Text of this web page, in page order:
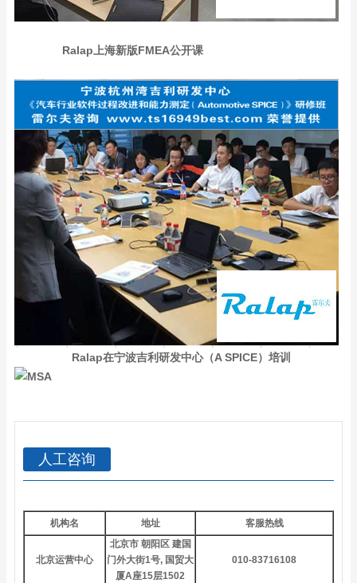
Ralap上海新版FMEA公开课
Ralap在宁波吉利研发中心（A SPICE）培训
人工咨询
机构名 地址 客服热线
北京运营中心
北京市 朝阳区 建国
门外大街1号, 国贸大
厦A座15层1502
010-83716108